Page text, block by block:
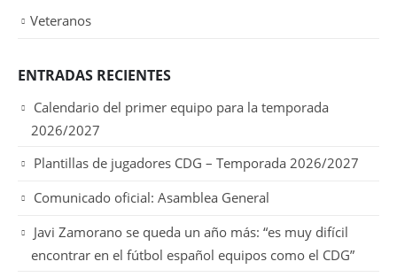
Veteranos
ENTRADAS RECIENTES
Calendario del primer equipo para la temporada
2026/2027
Plantillas de jugadores CDG – Temporada 2026/2027
Comunicado oficial: Asamblea General
Javi Zamorano se queda un año más: “es muy difícil
encontrar en el fútbol español equipos como el CDG”